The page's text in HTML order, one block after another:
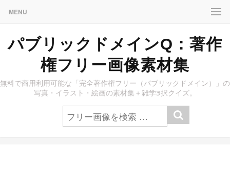
MENU
パブリックドメインQ：著作
権フリー画像素材集
無料で商用利用可能な「完全著作権フリー（パブリックドメイン）」の
写真・イラスト・絵画の素材集＋雑学3択クイズ。